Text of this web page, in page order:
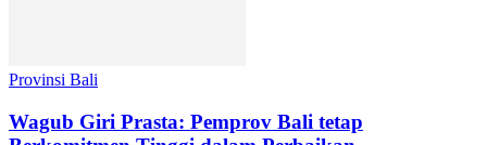
Provinsi Bali
Wagub Giri Prasta: Pemprov Bali tetap